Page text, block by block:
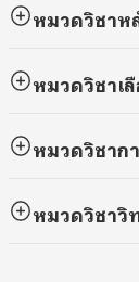
หมวดวิชาห
หมวดวิชาเลื
หมวดวิชาก
หมวดวิชาวิ